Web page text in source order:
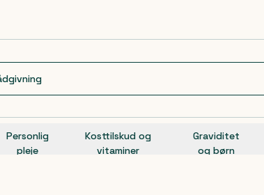
Personlig
pleje
Kosttilskud og
vitaminer
Graviditet
og børn